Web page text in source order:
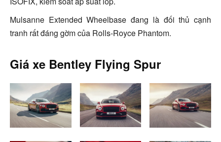
Mulsanne Extended Wheelbase đang là đối thủ cạnh
tranh rất đáng gờm của Rolls-Royce Phantom.
Giá xe Bentley Flying Spur